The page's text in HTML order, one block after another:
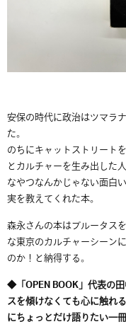
安保の時代に政治はツマラ
た。
のちにキャットストリート
とカルチャーを生み出した
なやつなんかじゃない面白
実を教えてくれた本。
森永さんの本はブルータス
な東京のカルチャーシーン
のか！と納得する。
◆「OPEN BOOK」代表の
スを傾けなくても心に触れ
にちょっとだけ語りたい一